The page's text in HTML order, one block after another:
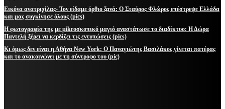
Εικόνα ανατριχίλας- Τον είδαμε όρθιο ξανά: Ο Σταύρος Φλώρος επέστρεψε Ελλάδα
και μας συγκίνησε όλους (pics)
Η φωτογραφία της με μikroσκοπικό μαγιό αναστάτωσε το διαδίκτυο: Η Δώρα
Παντελή ξέρει να κερδίζει τις εντυπώσεις (pics)
Κι όμως δεν είναι η Αθήνα New York: Ο Παναγιώτης Βασιλάκος γίνεται πατέρας
και το ανακοινώνει με τη σύντροφο του (pic)